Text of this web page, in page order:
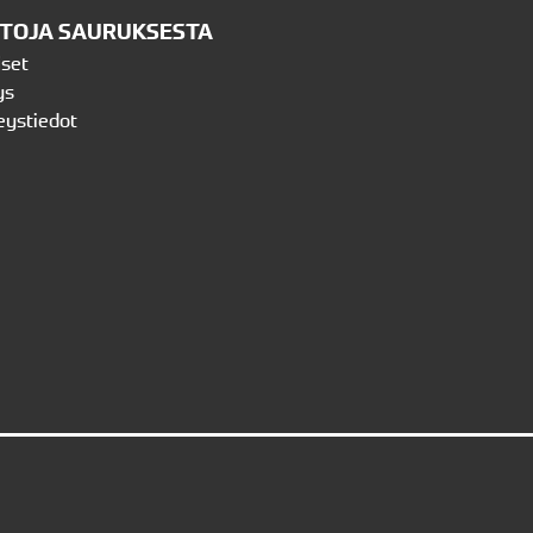
SAURUKSESTA